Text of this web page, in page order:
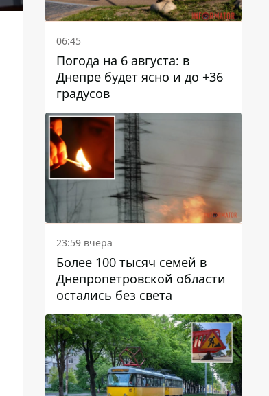
06:45
Погода на 6 августа: в
Днепре будет ясно и до +36
градусов
23:59 вчера
Более 100 тысяч семей в
Днепропетровской области
остались без света